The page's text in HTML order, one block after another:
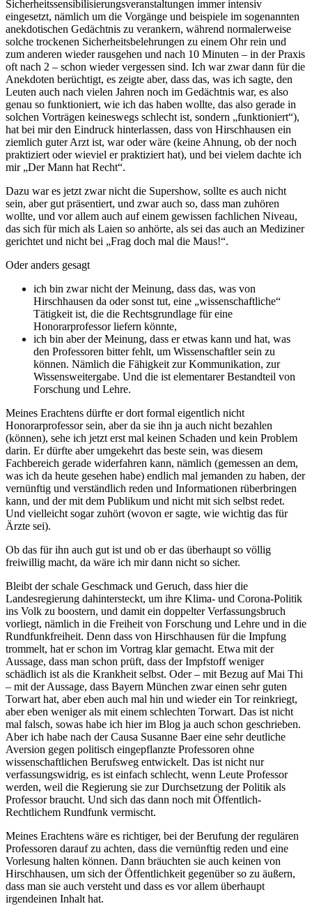
Sicherheitssensibilisierungsveranstaltungen immer intensiv
eingesetzt, nämlich um die Vorgänge und beispiele im sogenannten
anekdotischen Gedächtnis zu verankern, während normalerweise
solche trockenen Sicherheitsbelehrungen zu einem Ohr rein und
zum anderen wieder rausgehen und nach 10 Minuten – in der Praxis
oft nach 2 – schon wieder vergessen sind. Ich war zwar dann für die
Anekdoten berüchtigt, es zeigte aber, dass das, was ich sagte, den
Leuten auch nach vielen Jahren noch im Gedächtnis war, es also
genau so funktioniert, wie ich das haben wollte, das also gerade in
solchen Vorträgen keineswegs schlecht ist, sondern „funktioniert“),
hat bei mir den Eindruck hinterlassen, dass von Hirschhausen ein
ziemlich guter Arzt ist, war oder wäre (keine Ahnung, ob der noch
praktiziert oder wieviel er praktiziert hat), und bei vielem dachte ich
mir „Der Mann hat Recht“.
Dazu war es jetzt zwar nicht die Supershow, sollte es auch nicht
sein, aber gut präsentiert, und zwar auch so, dass man zuhören
wollte, und vor allem auch auf einem gewissen fachlichen Niveau,
das sich für mich als Laien so anhörte, als sei das auch an Mediziner
gerichtet und nicht bei „Frag doch mal die Maus!“.
Oder anders gesagt
ich bin zwar nicht der Meinung, dass das, was von
Hirschhausen da oder sonst tut, eine „wissenschaftliche“
Tätigkeit ist, die die Rechtsgrundlage für eine
Honorarprofessor liefern könnte,
ich bin aber der Meinung, dass er etwas kann und hat, was
den Professoren bitter fehlt, um Wissenschaftler sein zu
können. Nämlich die Fähigkeit zur Kommunikation, zur
Wissensweitergabe. Und die ist elementarer Bestandteil von
Forschung und Lehre.
Meines Erachtens dürfte er dort formal eigentlich nicht
Honorarprofessor sein, aber da sie ihn ja auch nicht bezahlen
(können), sehe ich jetzt erst mal keinen Schaden und kein Problem
darin. Er dürfte aber umgekehrt das beste sein, was diesem
Fachbereich gerade widerfahren kann, nämlich (gemessen an dem,
was ich da heute gesehen habe) endlich mal jemanden zu haben, der
vernünftig und verständlich reden und Informationen rüberbringen
kann, und der mit dem Publikum und nicht mit sich selbst redet.
Und vielleicht sogar zuhört (wovon er sagte, wie wichtig das für
Ärzte sei).
Ob das für ihn auch gut ist und ob er das überhaupt so völlig
freiwillig macht, da wäre ich mir dann nicht so sicher.
Bleibt der schale Geschmack und Geruch, dass hier die
Landesregierung dahintersteckt, um ihre Klima- und Corona-Politik
ins Volk zu boostern, und damit ein doppelter Verfassungsbruch
vorliegt, nämlich in die Freiheit von Forschung und Lehre und in die
Rundfunkfreiheit. Denn dass von Hirschhausen für die Impfung
trommelt, hat er schon im Vortrag klar gemacht. Etwa mit der
Aussage, dass man schon prüft, dass der Impfstoff weniger
schädlich ist als die Krankheit selbst. Oder – mit Bezug auf Mai Thi
– mit der Aussage, dass Bayern München zwar einen sehr guten
Torwart hat, aber eben auch mal hin und wieder ein Tor reinkriegt,
aber eben weniger als mit einem schlechten Torwart. Das ist nicht
mal falsch, sowas habe ich hier im Blog ja auch schon geschrieben.
Aber ich habe nach der Causa Susanne Baer eine sehr deutliche
Aversion gegen politisch eingepflanzte Professoren ohne
wissenschaftlichen Berufsweg entwickelt. Das ist nicht nur
verfassungswidrig, es ist einfach schlecht, wenn Leute Professor
werden, weil die Regierung sie zur Durchsetzung der Politik als
Professor braucht. Und sich das dann noch mit Öffentlich-
Rechtlichem Rundfunk vermischt.
Meines Erachtens wäre es richtiger, bei der Berufung der regulären
Professoren darauf zu achten, dass die vernünftig reden und eine
Vorlesung halten können. Dann bräuchten sie auch keinen von
Hirschhausen, um sich der Öffentlichkeit gegenüber so zu äußern,
dass man sie auch versteht und dass es vor allem überhaupt
irgendeinen Inhalt hat.